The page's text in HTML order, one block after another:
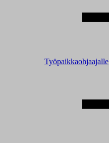
Työpaikkaohjaajalle